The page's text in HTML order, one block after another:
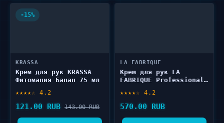
-15%
KRASSA
Крем для рук KRASSA
Фитомания Банан 75 мл
★★★★☆ 4.2
121.00 RUB 143.00 RUB
LA FABRIQUE
Крем для рук LA
FABRIQUE Professional
★★★★☆ 4.2
570.00 RUB